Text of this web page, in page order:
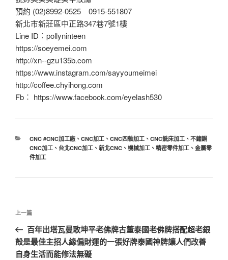
預約 (02)8992-0525 0915-551807
新北市新莊區中正路347巷7號1樓
Line ID︰pollyninteen
https://soeyemei.com
http://xn--gzu135b.com
https://www.instagram.com/sayyoumeimei
http://coffee.chyihong.com
Fb︰ https://www.facebook.com/eyelash530
分
類
CNC #CNC加工廠、 CNC加工、 CNC四軸加工、 CNC銑床加工、 不鏽鋼
CNC加工、 台北CNC加工、 新北CNC、 機械加工、 精密零件加工、 金屬零
件加工
文
導
覽
上
一
篇
文
上一篇
百年出塔瓦曼敢坤平老佛牌古董泰國老佛牌搭配超老銀
殻是最佳主招人緣偏財運的一張好牌泰國神牌讓人們改善
自身生活而能修法無礙